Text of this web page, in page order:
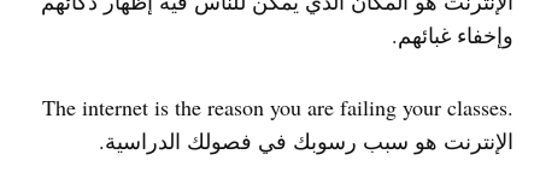
وإخفاء غبائهم.
.The internet is the reason you are failing your classes
الإنترنت هو سبب رسوبك في فصولك الدراسية.